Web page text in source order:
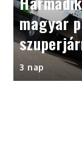
magyar
3 nap